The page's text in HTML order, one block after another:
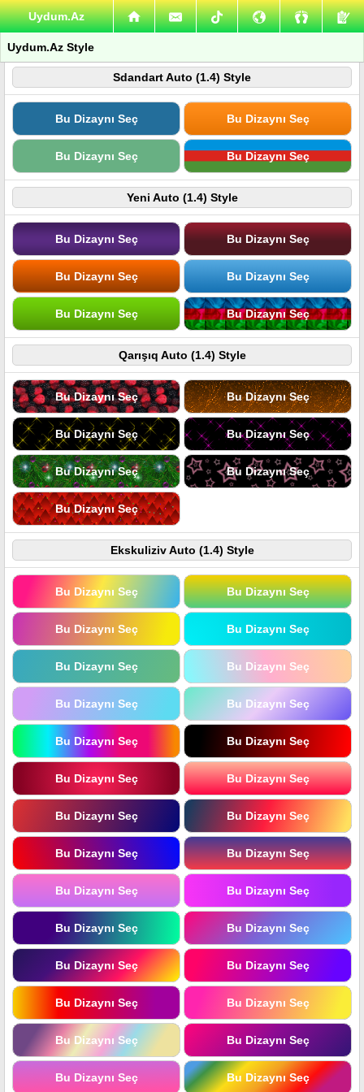
Uydum.Az
Uydum.Az Style
Sdandart Auto (1.4) Style
Bu Dizaynı Seç Bu Dizaynı Seç
Bu Dizaynı Seç Bu Dizaynı Seç
Yeni Auto (1.4) Style
Bu Dizaynı Seç Bu Dizaynı Seç
Bu Dizaynı Seç Bu Dizaynı Seç
Bu Dizaynı Seç Bu Dizaynı Seç
Qarışıq Auto (1.4) Style
Bu Dizaynı Seç Bu Dizaynı Seç
Bu Dizaynı Seç Bu Dizaynı Seç
Bu Dizaynı Seç Bu Dizaynı Seç
Bu Dizaynı Seç
Ekskuliziv Auto (1.4) Style
Bu Dizaynı Seç Bu Dizaynı Seç
Bu Dizaynı Seç Bu Dizaynı Seç
Bu Dizaynı Seç Bu Dizaynı Seç
Bu Dizaynı Seç Bu Dizaynı Seç
Bu Dizaynı Seç Bu Dizaynı Seç
Bu Dizaynı Seç Bu Dizaynı Seç
Bu Dizaynı Seç Bu Dizaynı Seç
Bu Dizaynı Seç Bu Dizaynı Seç
Bu Dizaynı Seç Bu Dizaynı Seç
Bu Dizaynı Seç Bu Dizaynı Seç
Bu Dizaynı Seç Bu Dizaynı Seç
Bu Dizaynı Seç Bu Dizaynı Seç
Bu Dizaynı Seç Bu Dizaynı Seç
Bu Dizaynı Seç Bu Dizaynı Seç